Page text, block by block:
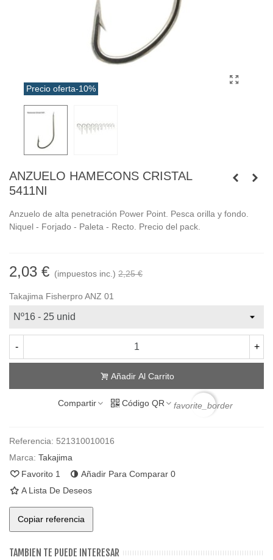
Precio oferta-10%
ANZUELO HAMECONS CRISTAL
5411NI
Anzuelo de alta penetración Power Point. Pesca orilla y fondo.
Niquel - Forjado - Paleta - Recto. Precio del pack.
2,03 € (impuestos inc.) 2,25 €
Takajima Fisherpro ANZ 01
- +
Añadir Al Carrito
Compartir Código QR favorite_border
Referencia: 521310010016
Marca: Takajima
Favorito 1 Añadir Para Comparar 0
A Lista De Deseos
Copiar referencia
TAMBIEN TE PUEDE INTERESAR